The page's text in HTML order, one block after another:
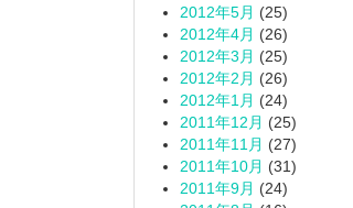
2012年5月 (25)
2012年4月 (26)
2012年3月 (25)
2012年2月 (26)
2012年1月 (24)
2011年12月 (25)
2011年11月 (27)
2011年10月 (31)
2011年9月 (24)